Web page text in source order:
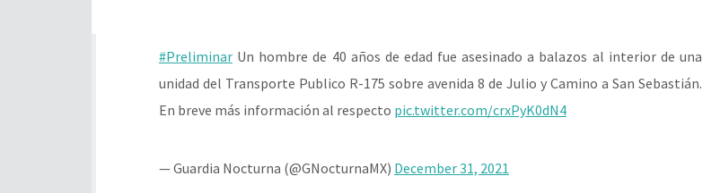
#Preliminar Un hombre de 40 años de edad fue asesinado a balazos al interior de una
unidad del Transporte Publico R-175 sobre avenida 8 de Julio y Camino a San Sebastián.
En breve más información al respecto pic.twitter.com/crxPyK0dN4
— Guardia Nocturna (@GNocturnaMX) December 31, 2021